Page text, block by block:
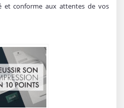
et conforme aux attentes de vos